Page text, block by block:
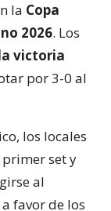
la Copa
2026. Los
victoria
por 3-0 al
los locales
set y
al
favor de los